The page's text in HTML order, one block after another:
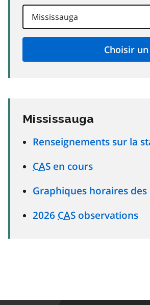
Mississauga
Renseignements sur la
CAS en cours
Graphiques horaires
2026 CAS observations